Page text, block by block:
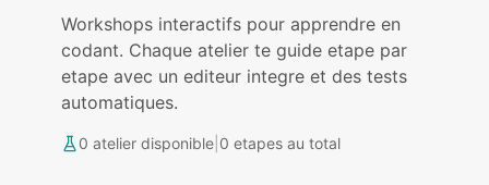
Workshops interactifs pour apprendre en
codant. Chaque atelier te guide etape par
etape avec un editeur integre et des tests
automatiques.
0 atelier disponible 0 etapes au total